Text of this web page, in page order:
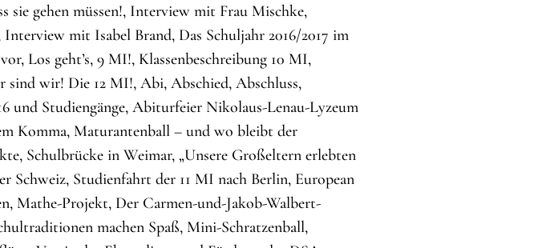
sie gehen müssen!, Interview mit Frau Mischke,
mit Isabel Brand, Das Schuljahr 2016/2017 im
Los gehtʼs, 9 MI!, Klassenbeschreibung 10 MI,
sind wir! Die 12 MI!, Abi, Abschied, Abschluss,
und Studiengänge, Abiturfeier Nikolaus-Lenau-Lyzeum
Komma, Maturantenball – und wo bleibt der
Schulbrücke in Weimar, „Unsere Großeltern erlebten
Schweiz, Studienfahrt der 11 MI nach Berlin, European
Mathe-Projekt, Der Carmen-und-Jakob-Walbert-
machen Spaß, Mini-Schratzenball,